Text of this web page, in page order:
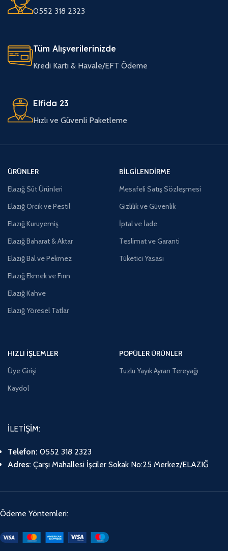
0552 318 2323
Tüm Alışverilerinizde
Kredi Kartı & Havale/EFT Ödeme
Elfida 23
Hızlı ve Güvenli Paketleme
ÜRÜNLER
Elazığ Süt Ürünleri
Elazığ Orcik ve Pestil
Elazığ Kuruyemiş
Elazığ Baharat & Aktar
Elazığ Bal ve Pekmez
Elazığ Ekmek ve Fırın
Elazığ Kahve
Elazığ Yöresel Tatlar
BILGILENDIRME
Mesafeli Satış Sözleşmesi
Gizlilik ve Güvenlik
İptal ve İade
Teslimat ve Garanti
Tüketici Yasası
HIZLI İŞLEMLER
Üye Girişi
Kaydol
POPÜLER ÜRÜNLER
Tuzlu Yayık Ayran Tereyağı
İLETİŞİM:
Telefon: 0552 318 2323
Adres: Çarşı Mahallesi İşciler Sokak No:25 Merkez/ELAZIĞ
Ödeme Yöntemleri: